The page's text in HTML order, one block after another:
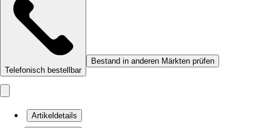
Telefonisch bestellbar
Bestand in anderen Märkten prüfen
Artikeldetails